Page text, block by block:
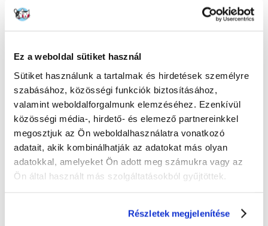
Ez a weboldal sütiket használ
Sütiket használunk a tartalmak és hirdetések személyre
szabásához, közösségi funkciók biztosításához,
valamint weboldalforgalmunk elemzéséhez. Ezenkívül
közösségi média-, hirdető- és elemező partnereinkkel
megosztjuk az Ön weboldalhasználatra vonatkozó
adatait, akik kombinálhatják az adatokat más olyan
adatokkal, amelyeket Ön adott meg számukra vagy az
Ön által használt más szolgáltatásokból gyűjtöttek.
Részletek megjelenítése
TRIXIE Csúszásgátló zokni
kutyusoknak 2 db m–l
1141Ft
KOSÁRBA
TRIXIE Autósülés kicsés
kutyáknak
31174Ft
KOSÁRBA